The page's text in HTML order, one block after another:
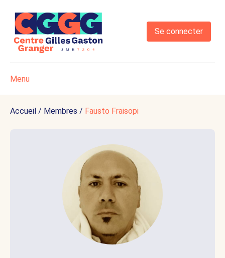
Se connecter
Menu
Accueil / Membres / Fausto Fraisopi